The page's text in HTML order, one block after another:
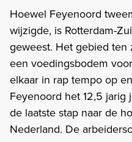
Hoewel Feyenoord
wijzigde, is Rotterdam-
geweest. Het gebied
een voedingsbodem
elkaar in rap tempo op
Feyenoord het 12,5
de laatste stap naar de
Nederland. De